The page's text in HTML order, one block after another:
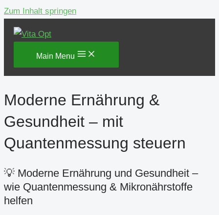
Zum Inhalt springen
Main Menu
Moderne Ernährung &
Gesundheit – mit
Quantenmessung steuern
💡 Moderne Ernährung und Gesundheit –
wie Quantenmessung & Mikronährstoffe
helfen